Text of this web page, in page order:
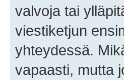
valvoja tai
viestiketjun
yhteydessä.
vapaasti, mutta